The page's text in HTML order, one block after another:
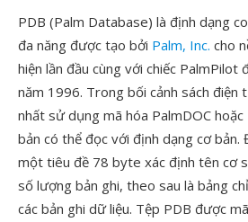
PDB (Palm Database) là định dạng
đa năng được tạo bởi Palm, Inc. cho
hiện lần đầu cùng với chiếc PalmPilot
năm 1996. Trong bối cảnh sách điện
nhất sử dụng mã hóa PalmDOC
bản có thể đọc với định dạng cơ bản.
một tiêu đề 78 byte xác định tên cơ
số lượng bản ghi, theo sau là bảng
các bản ghi dữ liệu. Tệp PDB được